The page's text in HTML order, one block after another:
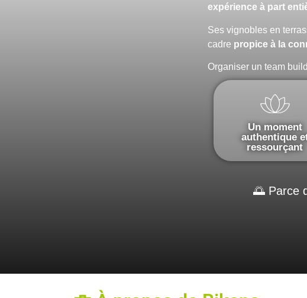
expérience à part
Ses vignobles en
cadre propice à la
Organiser un team
Un moment
authentique
ressourçant
🌅 Parce